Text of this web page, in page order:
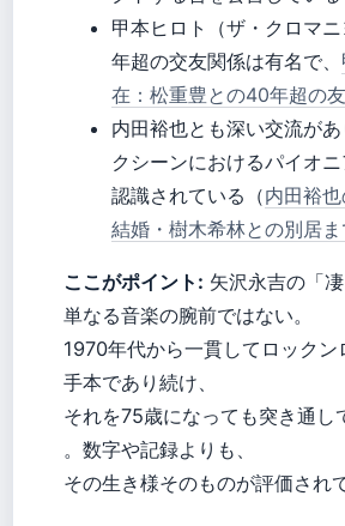
甲本ヒロト（ザ・クロマ
年超の交友関係は有名で、
在：松重豊との40年超の
内田裕也とも深い交流が
クシーンにおけるパイオ
認識されている（内田裕也
結婚・樹木希林との別居
ここがポイント: 矢沢永吉の「凄
単なる音楽の腕前ではない。
1970年代から一貫してロックン
手本であり続け、
それを75歳になっても突き通し
。数字や記録よりも、
その生き様そのものが評価され